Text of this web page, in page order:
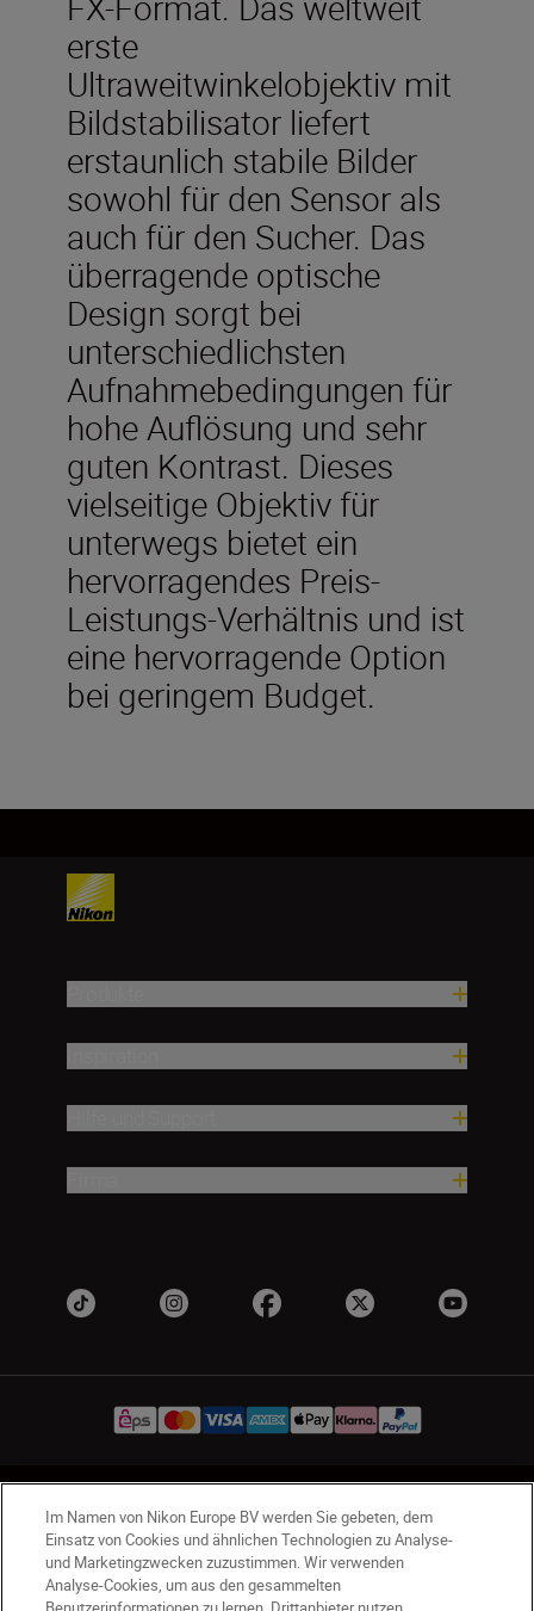
erste
Ultraweitwinkelobjektiv mit
Bildstabilisator liefert
erstaunlich stabile Bilder
sowohl für den Sensor als
auch für den Sucher. Das
überragende optische
Design sorgt bei
unterschiedlichsten
Aufnahmebedingungen für
hohe Auflösung und sehr
guten Kontrast. Dieses
vielseitige Objektiv für
unterwegs bietet ein
hervorragendes Preis-
Leistungs-Verhältnis und ist
eine hervorragende Option
bei geringem Budget.
AT Nikon Sites
Kontaktieren Sie uns
Datenschutzhinweis
Nutzungsbedingungen
Geschäftsbedingungen des Nikon Stores
Im Namen von Nikon Europe BV werden Sie gebeten, dem
Einsatz von Cookies und ähnlichen Technologien zu Analyse-
und Marketingzwecken zuzustimmen. Wir verwenden
Analyse-Cookies, um aus den gesammelten